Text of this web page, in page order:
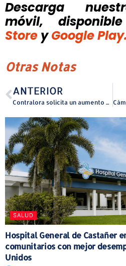
Descarga
móvil, disponible
Store y Google Play.
Otras Notas
ANTERIOR
Contralora solicita un aumento de 20 millones de dólares en su presupuesto
SALUD
Hospital General de Castañer
comunitarios con mejor
Unidos